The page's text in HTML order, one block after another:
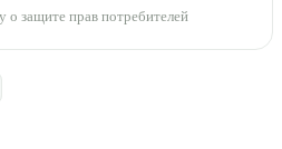
о защите прав потребителей